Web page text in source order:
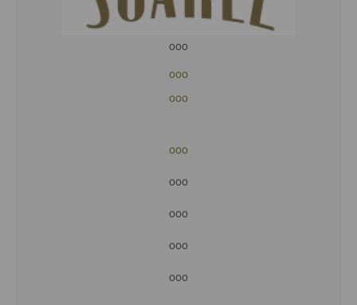
ooo
ooo
ooo
ooo
ooo
ooo
ooo
ooo